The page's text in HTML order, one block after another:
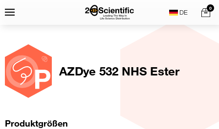
toMenu
Home
0
AZDye 532 NHS Ester
Produktgrößen